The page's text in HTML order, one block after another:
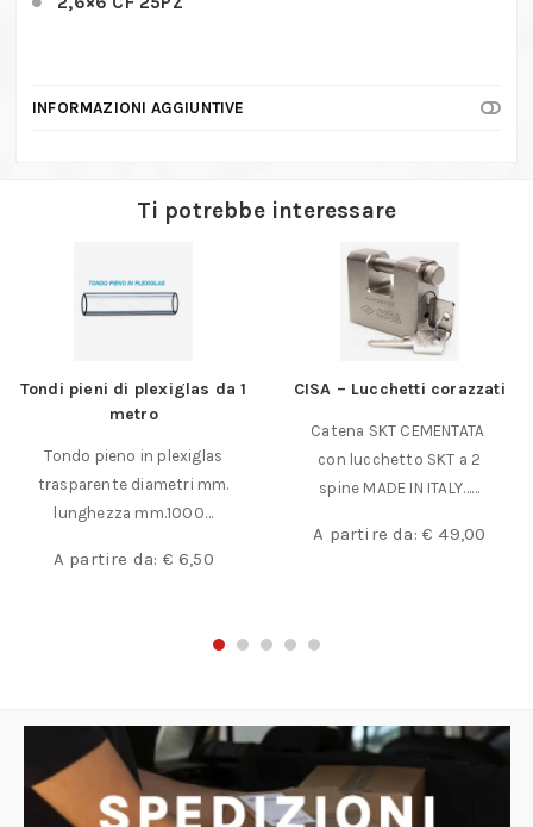
INFORMAZIONI AGGIUNTIVE
Ti potrebbe interessare
Tondi pieni di plexiglas da 1
metro
Tondo pieno in plexiglas
trasparente diametri mm.
lunghezza mm.1000…
A partire da: € 6,50
CISA – Lucchetti corazzati
Catena SKT CEMENTATA
con lucchetto SKT a 2
spine MADE IN ITALY……
A partire da: € 49,00